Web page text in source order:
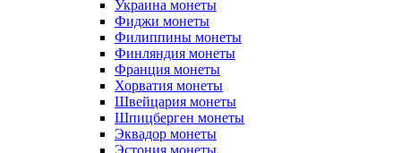
Украина монеты
Фиджи монеты
Филиппины монеты
Финляндия монеты
Франция монеты
Хорватия монеты
Швейцария монеты
Шпицберген монеты
Эквадор монеты
Эстония монеты